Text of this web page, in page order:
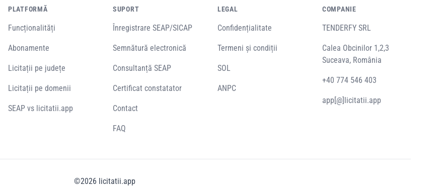
PLATFORMĂ
Funcționalități
Abonamente
Licitații pe județe
Licitații pe domenii
SEAP vs licitatii.app
SUPORT
Înregistrare SEAP/SICAP
Semnătură electronică
Consultanță SEAP
Certificat constatator
Contact
FAQ
LEGAL
Confidențialitate
Termeni și condiții
SOL
ANPC
COMPANIE
TENDERFY SRL
Calea Obcinilor 1,2,3
Suceava, România
+40 774 546 403
app[@]licitatii.app
©2026 licitatii.app